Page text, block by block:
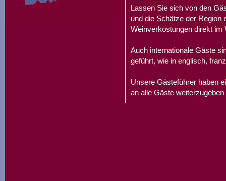
Lassen Sie sich von den
und die Schätze der Region
Weinverkostungen direkt im
Auch internationale Gäste
geführt, wie in englisch,
Unsere Gästeführer haben
an alle Gäste